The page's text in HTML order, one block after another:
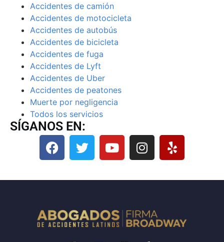
Accidentes de camión
Accidentes de motocicleta
Accidentes de autobús
Accidentes de bicicleta
Accidentes de fuga
Accidentes de Lyft
Accidentes de Uber
Accidentes de peatones
Muerte por negligencia
Todos los servicios
SÍGANOS EN: